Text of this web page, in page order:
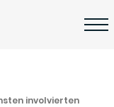
involvierten